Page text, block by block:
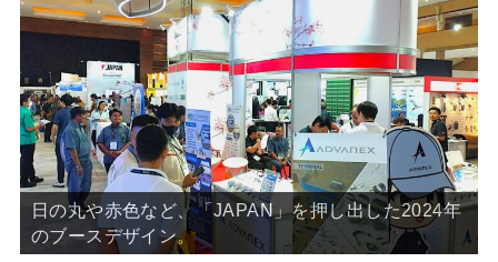
日の丸や赤色など、「JAPAN」を押し出した2024年
のブースデザイン。